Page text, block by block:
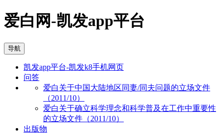
爱白网-凯发app平台
导航
凯发app平台-凯发k8手机网页
问答
爱白关于中国大陆地区同妻/同夫问题的立场文件
（2011/10）
爱白关于确立科学理念和科学普及在工作中重要性
的立场文件（2011/10）
出版物